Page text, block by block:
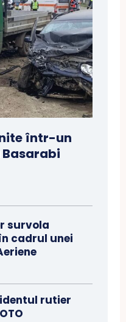
într-un
survola
cadrul unei
rutier